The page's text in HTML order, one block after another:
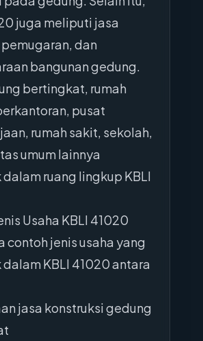
juga meliputi jasa
dan
bangunan gedung.
bertingkat, rumah
pusat
rumah sakit, sekolah,
umum lainnya
ruang lingkup KBLI
Usaha KBLI 41020
contoh jenis usaha yang
KBLI 41020 antara
jasa konstruksi gedung